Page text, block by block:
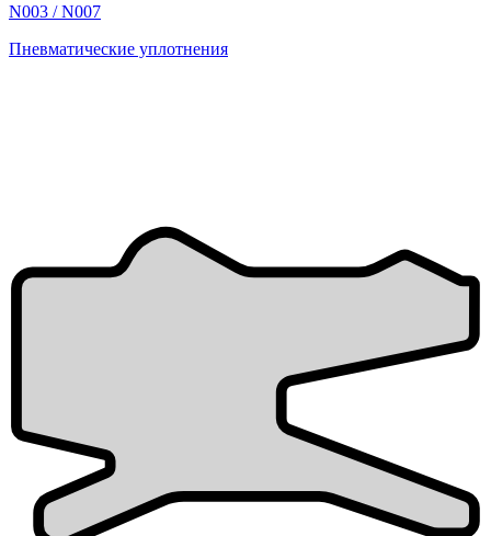
N003 / N007
Пневматические уплотнения